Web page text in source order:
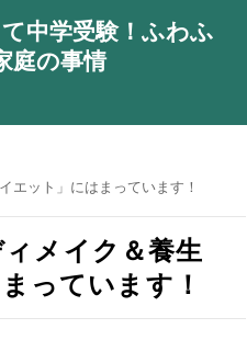
中学受験！ふわふ
庭の事情
エット」にはまっています！
メイク＆養生
っています！